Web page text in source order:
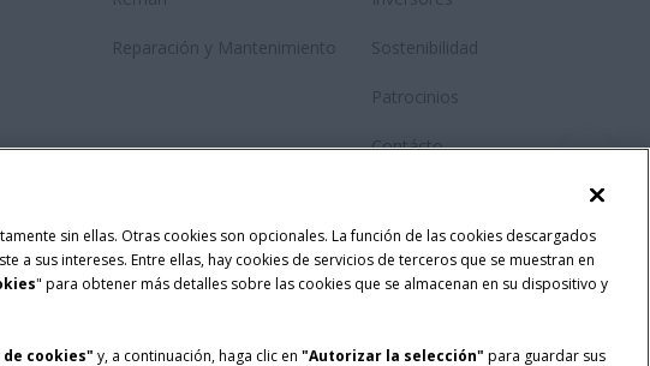
Reparación y Mantenimiento Sostenibilidad
Patrocinios
Contácto
Fanshop
sin ellas. Otras cookies son opcionales. La función de las cookies descargados
sus intereses. Entre ellas, hay cookies de servicios de terceros que se muestran en
" para obtener más detalles sobre las cookies que se almacenan en su dispositivo y
cookies" y, a continuación, haga clic en "Autorizar la selección" para guardar sus